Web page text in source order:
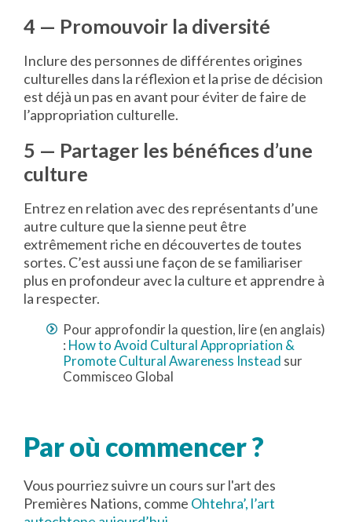
4 — Promouvoir la diversité
Inclure des personnes de différentes origines
culturelles dans la réflexion et la prise de décision
est déjà un pas en avant pour éviter de faire de
l’appropriation culturelle.
5 — Partager les bénéfices d’une
culture
Entrez en relation avec des représentants d’une
autre culture que la sienne peut être
extrêmement riche en découvertes de toutes
sortes. C’est aussi une façon de se familiariser
plus en profondeur avec la culture et apprendre à
la respecter.
Pour approfondir la question, lire (en anglais)
: How to Avoid Cultural Appropriation &
Promote Cultural Awareness Instead sur
Commisceo Global
Par où commencer ?
Vous pourriez suivre un cours sur l'art des
Premières Nations, comme Ohtehra’, l’art